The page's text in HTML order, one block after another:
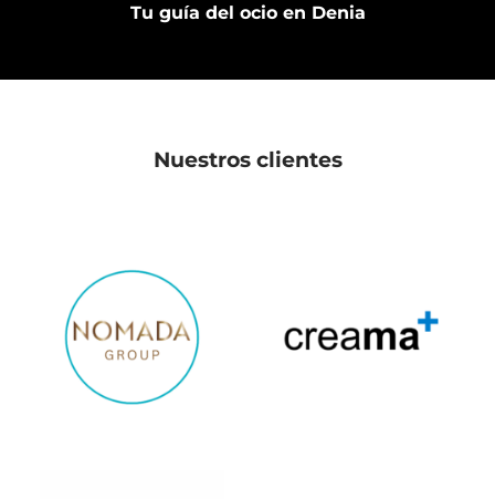
Tu guía del ocio en Denia
Nuestros clientes